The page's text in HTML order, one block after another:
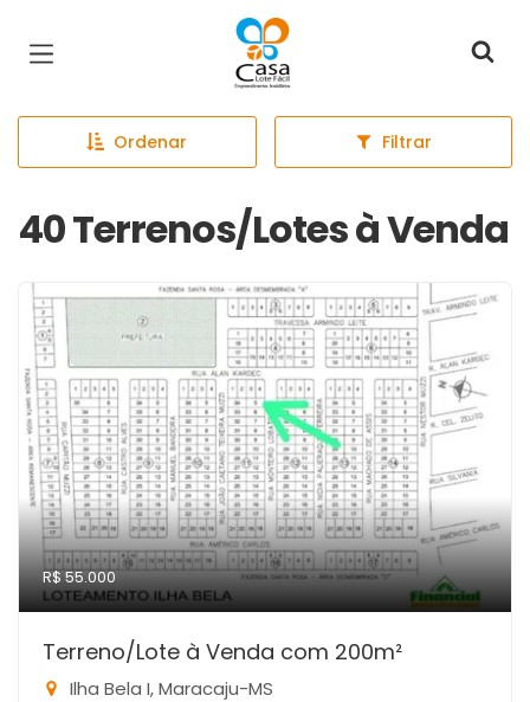
Página inicial
Ordenar Filtrar
40 Terrenos/Lotes à Venda
R$ 55.000
Terreno/Lote à Venda com 200m²
Ilha Bela I, Maracaju-MS